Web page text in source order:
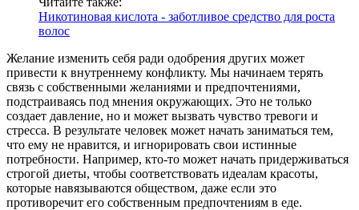
Никотиновая кислота - заботливое средство для роста
волос
Желание изменить себя ради одобрения других может
привести к внутреннему конфликту. Мы начинаем терять
связь с собственными желаниями и предпочтениями,
подстраиваясь под мнения окружающих. Это не только
создает давление, но и может вызвать чувство тревоги и
стресса. В результате человек может начать заниматься тем,
что ему не нравится, и игнорировать свои истинные
потребности. Например, кто-то может начать придерживаться
строгой диеты, чтобы соответствовать идеалам красоты,
которые навязываются обществом, даже если это
противоречит его собственным предпочтениям в еде.